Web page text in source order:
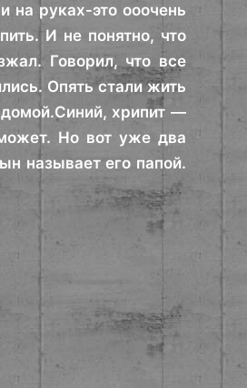
на руках-это ооочень
И не понятно, что
Говорил, что все
Опять стали жить
хрипит —
Но вот уже два
называет его папой.